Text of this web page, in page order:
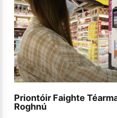
Priontóir Faighte
Roghnú